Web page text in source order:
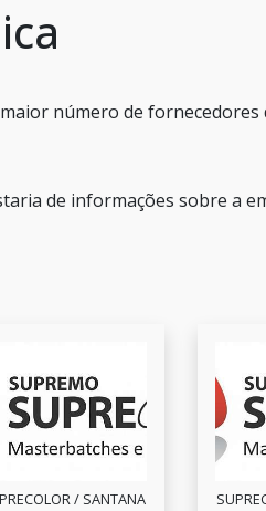
número de fornecedores
de informações sobre a
/ SANTANA